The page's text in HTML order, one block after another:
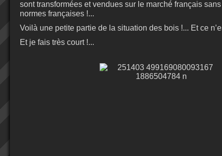
sont transformées et vendues sur le marché français
normes françaises !...
Voilà une petite partie de la situation des bois !... Et ce
Et je fais très court !...